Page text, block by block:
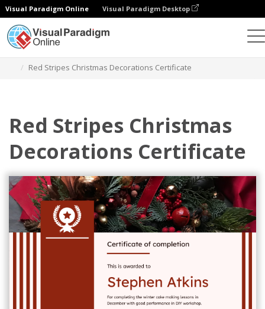
Visual Paradigm Online Visual Paradigm Desktop
Red Stripes Christmas Decorations Certificate
Red Stripes Christmas
Decorations Certificate